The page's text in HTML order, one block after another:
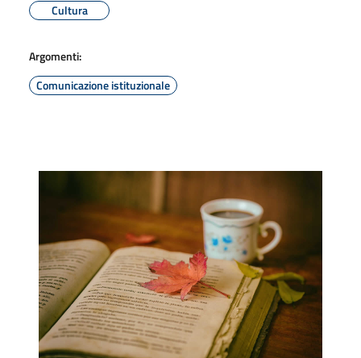
Cultura
Argomenti:
Comunicazione istituzionale